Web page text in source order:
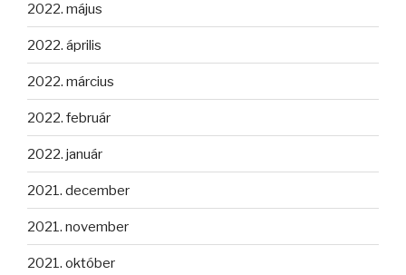
2022. május
2022. április
2022. március
2022. február
2022. január
2021. december
2021. november
2021. október